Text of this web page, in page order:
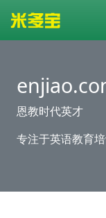
恩教时代英才
专注于英语教育